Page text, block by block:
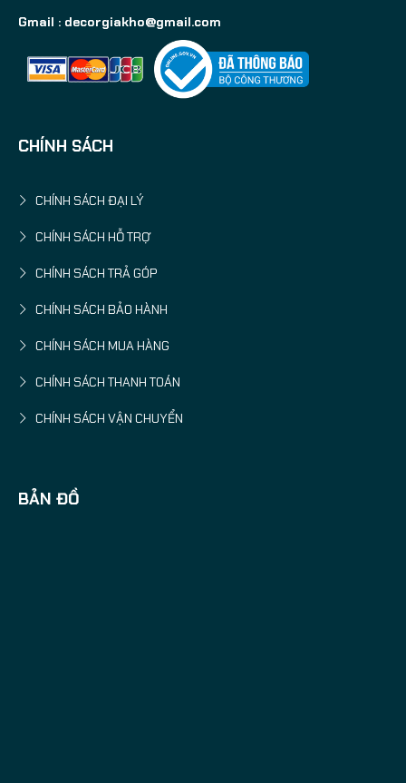
Gmail : decorgiakho@gmail.com
CHÍNH SÁCH
CHÍNH SÁCH ĐẠI LÝ
CHÍNH SÁCH HỖ TRỢ
CHÍNH SÁCH TRẢ GÓP
CHÍNH SÁCH BẢO HÀNH
CHÍNH SÁCH MUA HÀNG
CHÍNH SÁCH THANH TOÁN
CHÍNH SÁCH VẬN CHUYỂN
BẢN ĐỒ